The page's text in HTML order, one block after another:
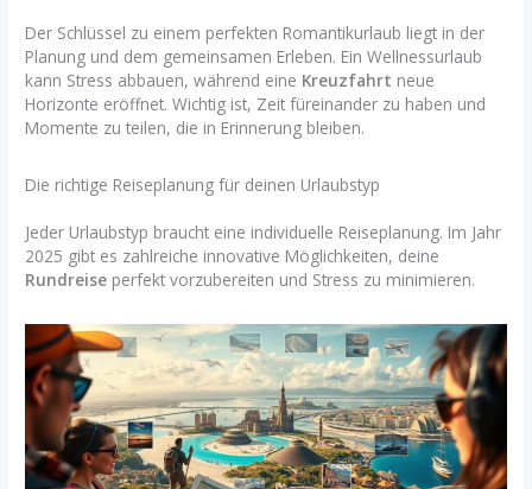
Der Schlüssel zu einem perfekten Romantikurlaub liegt in der
Planung und dem gemeinsamen Erleben. Ein Wellnessurlaub
kann Stress abbauen, während eine Kreuzfahrt neue
Horizonte eröffnet. Wichtig ist, Zeit füreinander zu haben und
Momente zu teilen, die in Erinnerung bleiben.
Die richtige Reiseplanung für deinen Urlaubstyp
Jeder Urlaubstyp braucht eine individuelle Reiseplanung. Im Jahr
2025 gibt es zahlreiche innovative Möglichkeiten, deine
Rundreise perfekt vorzubereiten und Stress zu minimieren.